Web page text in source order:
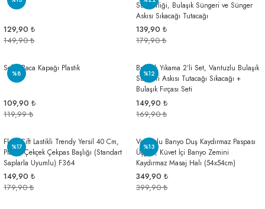
Kovalar
129,90 ₺
149,90 ₺
Süngerliği, Bulaşık Süngeri ve Sünger
Askısı Sıkacağı Tutacağı
139,90 ₺
179,90 ₺
%8
Soba Baca Kapağı Plastik
109,90 ₺
119,99 ₺
%12
Bulaşık Yıkama 2’li Set, Vantuzlu Bulaşık
Süngeri Askısı Tutacağı Sıkacağı +
Bulaşık Fırçası Seti
149,90 ₺
169,90 ₺
%17
Flora Çift Lastikli Trendy Yersil 40 Cm,
Plastik Çekçek Çekpas Başlığı (Standart
Saplarla Uyumlu) F364
149,90 ₺
179,90 ₺
%13
Vantuzlu Banyo Duş Kaydırmaz Paspası
Üçgen, Küvet İçi Banyo Zemini
Kaydırmaz Masaj Halı (54x54cm)
349,90 ₺
399,90 ₺